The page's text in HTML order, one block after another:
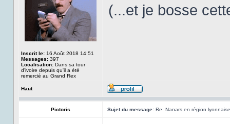
Inscrit le: 16 Août 2018 14:51
Messages: 397
Localisation: Dans sa tour
d'ivoire depuis qu'il a été
remercié au Grand Rex
(...et je bosse
Haut
Pictoris Sujet du message: Re: Nanars en région lyonnaise